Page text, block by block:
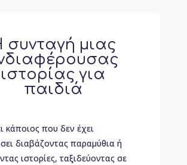
συνταγή μιας
ιστορίας για
παιδιά
κάποιος που δεν έχει
διαβάζοντας παραμύθια ή
ιστορίες, ταξιδεύοντας σε